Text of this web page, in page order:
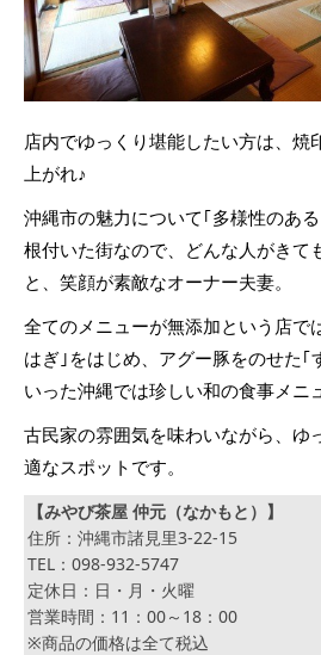
店内でゆっくり堪能したい方は、焼
上がれ♪
沖縄市の魅力について｢多様性のあ
根付いた街なので、どんな人がきて
と、笑顔が素敵なオーナー夫妻。
全てのメニューが無添加という店で
はぎ｣をはじめ、アグー豚をのせた｢
いった沖縄では珍しい和の食事メニ
古民家の雰囲気を味わいながら、ゆ
適なスポットです。
【みやび茶屋 仲元（なかもと）】
住所：沖縄市諸見里3-22-15
TEL：098-932-5747
定休日：日・月・火曜
営業時間：11：00～18：00
※商品の価格は全て税込